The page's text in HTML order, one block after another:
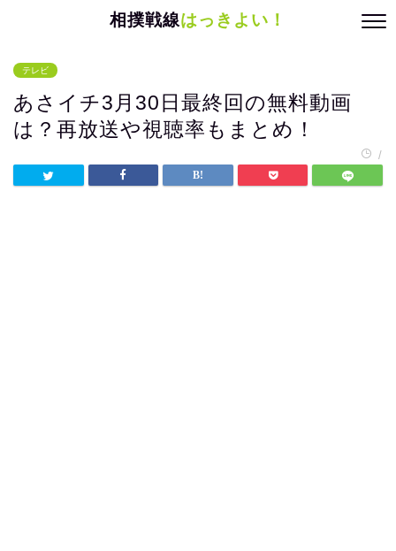
相撲戦線はっきよい！
テレビ
あさイチ3月30日最終回の無料動画
は？再放送や視聴率もまとめ！
/